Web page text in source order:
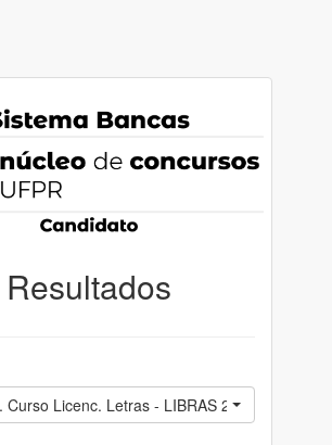
Resultados
Curso Licenc. Letras - LIBRAS 2023/2024 -